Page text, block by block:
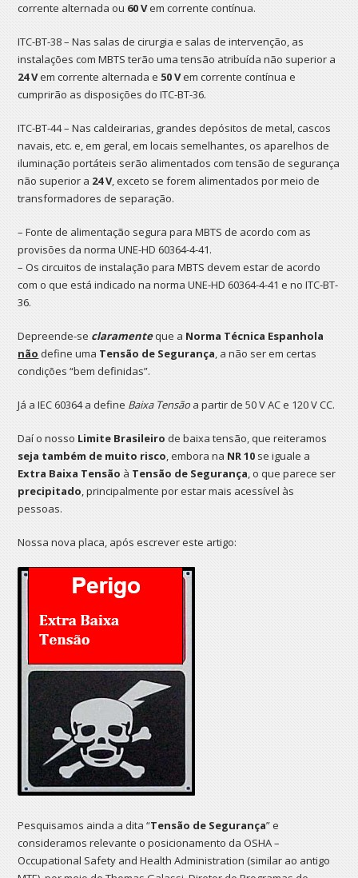
corrente alternada ou 60 Vem corrente contínua.
ITC-BT-38 – Nas salas de cirurgia e salas de intervenção, as
instalações com MBTS terão uma tensão atribuída não superior a
24 Vem corrente alternada e 50 Vem corrente contínua e
cumprirão as disposições do ITC-BT-36.
ITC-BT-44 – Nas caldeirarias, grandes depósitos de metal, cascos
navais, etc. e, em geral, em locais semelhantes, os aparelhos de
iluminação portáteis serão alimentados com tensão de segurança
não superior a 24 V, exceto se forem alimentados por meio de
transformadores de separação.
– Fonte de alimentação segura para MBTS de acordo com as
provisões da norma UNE-HD 60364-4-41.
– Os circuitos de instalação para MBTS devem estar de acordo
com o que está indicado na norma UNE-HD 60364-4-41 e no ITC-BT-
36.
Depreende-se claramente que a Norma Técnica Espanhola
não define uma Tensão de Segurança, a não ser em certas
condições “bem definidas”.
Já a IEC 60364 a define Baixa Tensão a partir de 50 V AC e 120 V CC.
Daí o nosso Limite Brasileiro de baixa tensão, que reiteramos
seja também de muito risco, embora na NR 10 se iguale a
Extra Baixa Tensão à Tensão de Segurança, o que parece ser
precipitado, principalmente por estar mais acessível às
pessoas.
Nossa nova placa, após escrever este artigo:
Pesquisamos ainda a dita “Tensão de Segurança” e
consideramos relevante o posicionamento da OSHA –
Occupational Safety and Health Administration (similar ao antigo